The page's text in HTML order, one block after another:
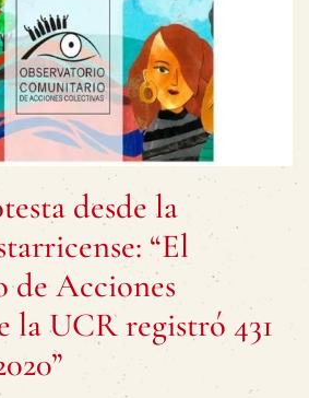
desde la
“El
de Acciones
la UCR registró 431